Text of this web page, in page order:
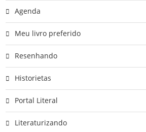
Agenda
Meu livro preferido
Resenhando
Historietas
Portal Literal
Literaturizando